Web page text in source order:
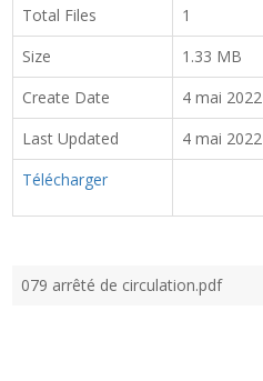
Total Files
1
Size
1.33 MB
Create Date
4 mai 2022
Last Updated
4 mai 2022
Télécharger
079 arrêté de circulation.pdf